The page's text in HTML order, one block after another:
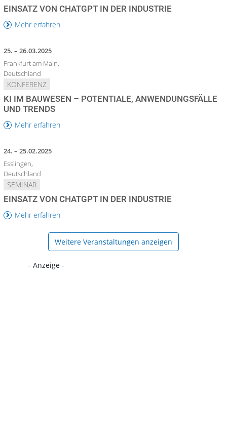
EINSATZ VON CHATGPT IN DER INDUSTRIE
Mehr erfahren
25. – 26.03.2025
Frankfurt am Main,
Deutschland
KONFERENZ
KI IM BAUWESEN – POTENTIALE, ANWENDUNGSFÄLLE
UND TRENDS
Mehr erfahren
24. – 25.02.2025
Esslingen,
Deutschland
SEMINAR
EINSATZ VON CHATGPT IN DER INDUSTRIE
Mehr erfahren
Weitere Veranstaltungen anzeigen
- Anzeige -